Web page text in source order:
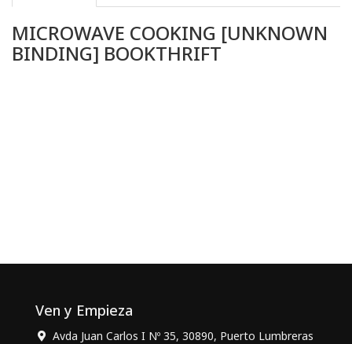
MICROWAVE COOKING [UNKNOWN
BINDING] BOOKTHRIFT
Ven y Empieza
Avda Juan Carlos I Nº 35, 30890, Puerto Lumbreras